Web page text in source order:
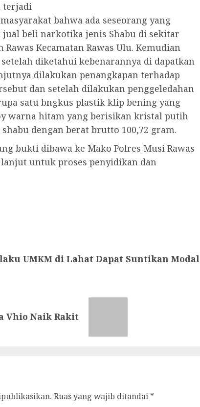
terjadi
bahwa ada seseorang yang
beli narkotika jenis Shabu di sekitar
Kecamatan Rawas Ulu. Kemudian
diketahui kebenarannya di dapatkan
dilakukan penangkapan terhadap
dan setelah dilakukan penggeledahan
satu bngkus plastik klip bening yang
warna hitam yang berisikan kristal putih
dengan berat brutto 100,72 gram.
bukti dibawa ke Mako Polres Musi Rawas
untuk proses penyidikan dan
UMKM di Lahat Dapat Suntikan Modal
Vhio Naik Rakit
Ruas yang wajib ditandai *